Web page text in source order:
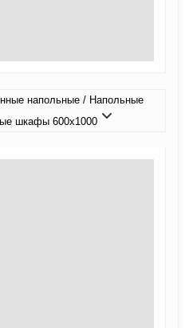
напольные / Напольные
шкафы 600x1000